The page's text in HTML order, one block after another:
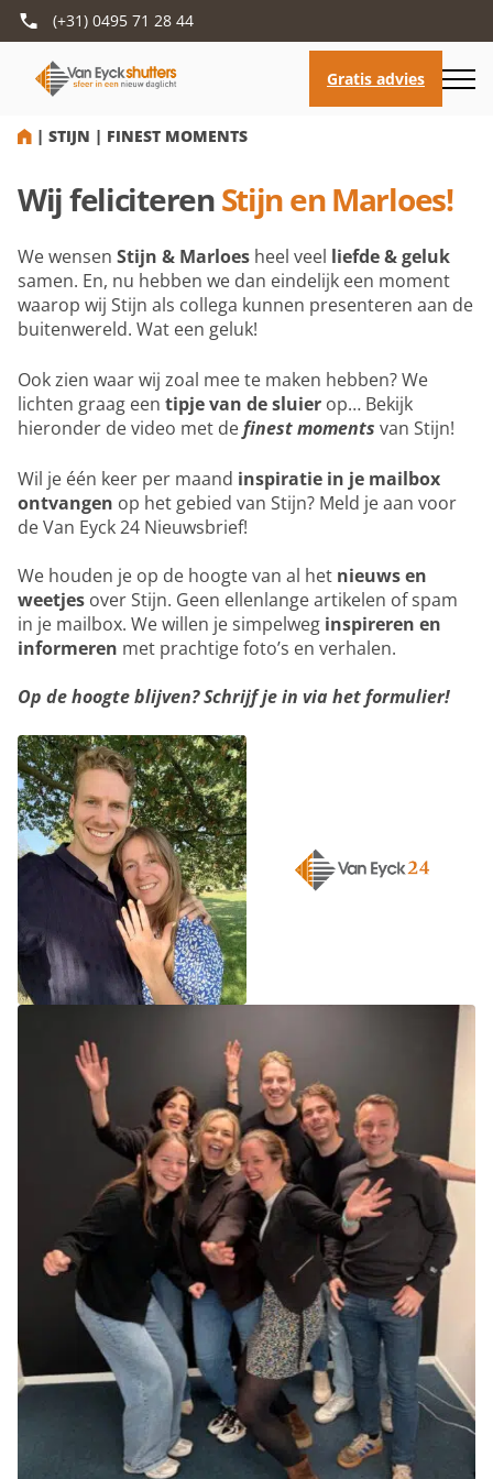
(+31) 0495 71 28 44
HOME
| STIJN | FINEST MOMENTS
Wij feliciterenStijn en Marloes!
We wensen Stijn & Marloes heel veel liefde & geluk
samen. En, nu hebben we dan eindelijk een moment
waarop wij Stijn als collega kunnen presenteren aan de
buitenwereld. Wat een geluk!
Ook zien waar wij zoal mee te maken hebben? We
lichten graag een tipje van de sluier op… Bekijk
hieronder de video met definest moments van Stijn!
Hele video afspelen
Wil je één keer per maand inspiratie in je mailbox
ontvangen op het gebied van Stijn? Meld je aan voor
de Van Eyck 24 Nieuwsbrief!
We houden je op de hoogte van al het nieuws en
weetjes over Stijn. Geen ellenlange artikelen of spam
in je mailbox. We willen je simpelweg inspireren en
informeren met prachtige foto’s en verhalen.
Op de hoogte blijven? Schrijf je in via het formulier!